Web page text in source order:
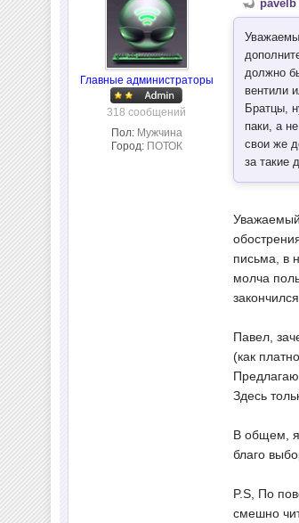
Главные администраторы
318 сообщений
Пол: Мужчина
Город: ПОТОК
pavelb
должно
вентили
Братцы,
паки, а
свои же
за такие
Уважаемый
письма, в
молча
закончился.
Павел,
(как
Предлагаю
Здесь
В общем, я
благо
P.S, По
смешно